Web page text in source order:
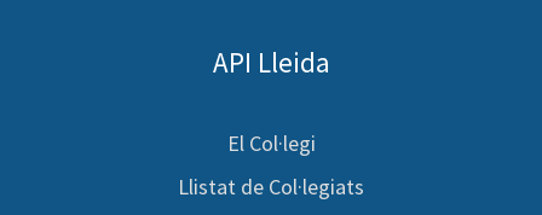
API Lleida
El Col·legi
Llistat de Col·legiats